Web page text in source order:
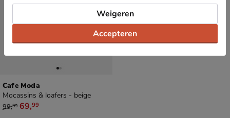
Cafe Moda
Mocassins & loafers - beige
van € 99,99 voor € 69,99
99,99 69,99
Accepteren
Weigeren